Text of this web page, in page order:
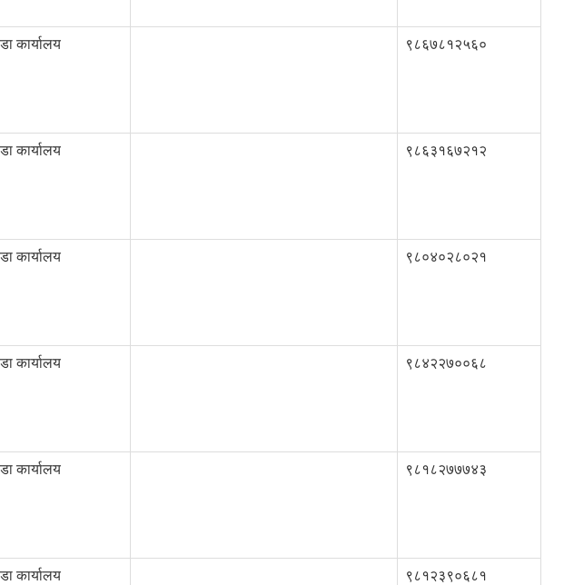
कार्यालय ९८६७८१२५६०
कार्यालय ९८६३१६७२१२
कार्यालय ९८०४०२८०२१
कार्यालय ९८४२२७००६८
कार्यालय ९८१८२७७७४३
कार्यालय ९८१२३९०६८१